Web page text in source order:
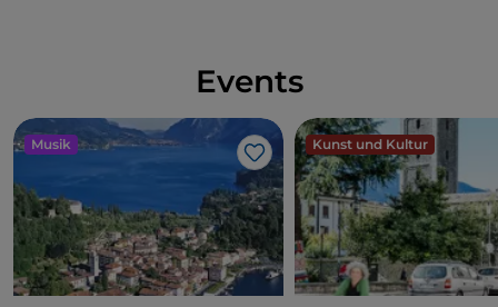
Events
Musik
Like
Kunst und Kultur